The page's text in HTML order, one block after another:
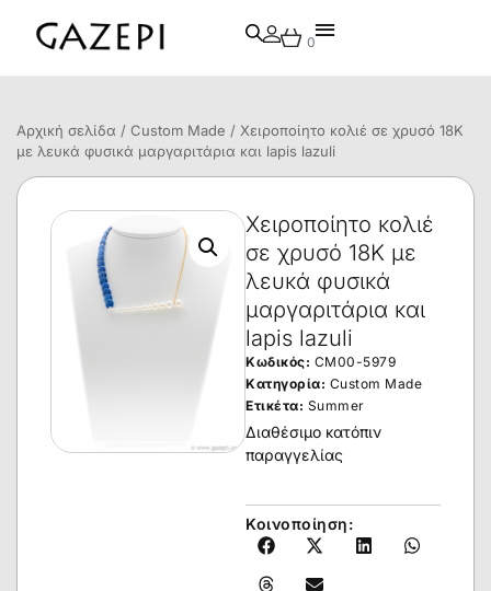
0
Αρχική σελίδα / Custom Made / Χειροποίητο κολιέ σε χρυσό 18Κ
με λευκά φυσικά μαργαριτάρια και lapis lazuli
Χειροποίητο κολιέ
σε χρυσό 18Κ με
λευκά φυσικά
μαργαριτάρια και
lapis lazuli
Κωδικός: CM00-5979
Κατηγορία: Custom Made
Ετικέτα: Summer
Διαθέσιμο κατόπιν
παραγγελίας
Κοινοποίηση: